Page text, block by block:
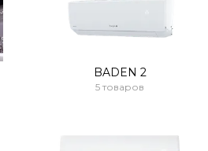
BADEN 2
5 товаров